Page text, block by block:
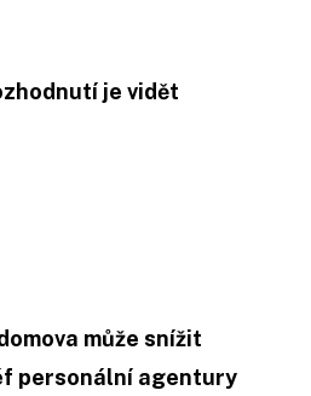
je vidět
může snížit
personální agentury